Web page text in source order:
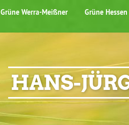
Grüne Werra-Meißner Grüne Hessen
HANS-